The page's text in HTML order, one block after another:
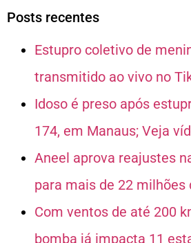
Posts recentes
Estupro coletivo de
transmitido ao vivo no
Idoso é preso após
174, em Manaus; Veja
Aneel aprova reajustes
para mais de 22 milhões
Com ventos de até 200
bomba já impacta 11